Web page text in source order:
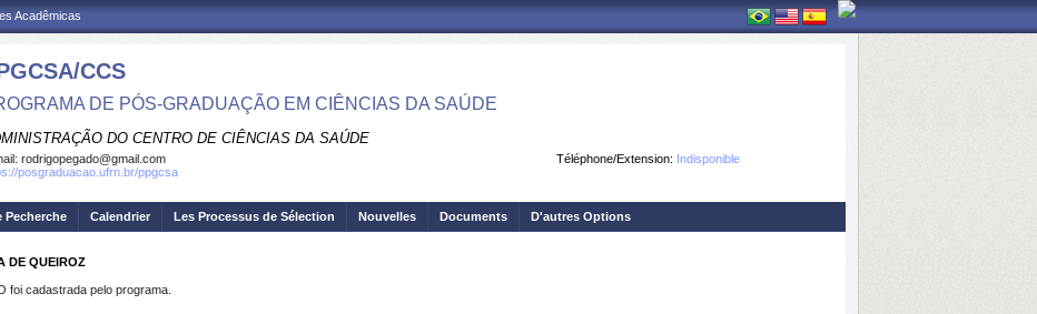
Acadêmicas
CCS
DE PÓS-GRADUAÇÃO EM CIÊNCIAS DA SAÚDE
DO CENTRO DE CIÊNCIAS DA SAÚDE
Téléphone/Extension: Indisponible
rodrigopegado@gmail.com
posgraduacao.ufrn.br/ppgcsa
Pecherche Calendrier Les Processus de Sélection Nouvelles Documents D'autres Options
DE QUEIROZ
foi cadastrada pelo programa.